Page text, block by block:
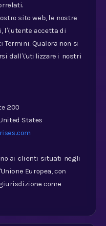
sito web, le nostre
l\'utente accetta di
Qualora non si
dall\'utilizzare i nostri
200
States
ai clienti situati negli
Europea, con
come